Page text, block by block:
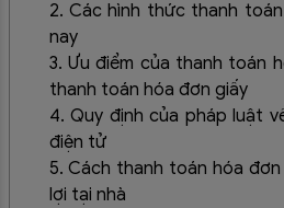
2. Các hình thức thanh
nay
3. Ưu điểm của thanh toán
thanh toán hóa đơn giấy
4. Quy định của pháp luật
điện tử
5. Cách thanh toán hóa
lợi tại nhà